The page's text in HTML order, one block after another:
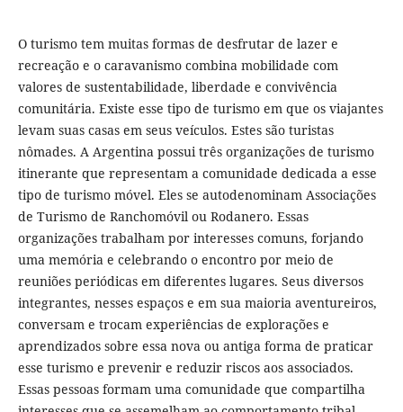
O turismo tem muitas formas de desfrutar de lazer e
recreação e o caravanismo combina mobilidade com
valores de sustentabilidade, liberdade e convivência
comunitária. Existe esse tipo de turismo em que os viajantes
levam suas casas em seus veículos. Estes são turistas
nômades. A Argentina possui três organizações de turismo
itinerante que representam a comunidade dedicada a esse
tipo de turismo móvel. Eles se autodenominam Associações
de Turismo de Ranchomóvil ou Rodanero. Essas
organizações trabalham por interesses comuns, forjando
uma memória e celebrando o encontro por meio de
reuniões periódicas em diferentes lugares. Seus diversos
integrantes, nesses espaços e em sua maioria aventureiros,
conversam e trocam experiências de explorações e
aprendizados sobre essa nova ou antiga forma de praticar
esse turismo e prevenir e reduzir riscos aos associados.
Essas pessoas formam uma comunidade que compartilha